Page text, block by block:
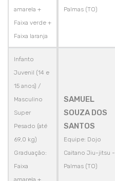
amarela +
Faixa verde +
Faixa laranja
Palmas (TO)
Infanto
Juvenil (14 e
15 anos) /
Masculino
Super
Pesado (até
69,0 kg)
Graduação:
Faixa
amarela +
SAMUEL
SOUZA DOS
SANTOS
Equipe: Dojo
Caitano Jiu-jitsu -
Palmas (TO)